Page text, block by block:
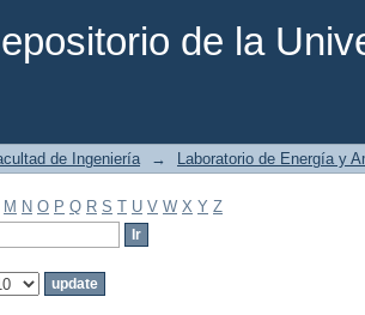
de la
de Ingeniería → Laboratorio de Energía y
M N O P Q R S T U V W X Y Z